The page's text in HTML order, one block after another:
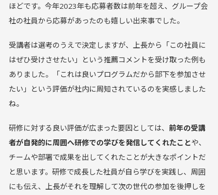
ほどです。今年2023年も応募者数は前年を超え、グループ会
社の社員から応募があったのも嬉しい出来事でした。
受講者は選考のうえで決定しますが、上長から「この社員に
はぜひ受けさせたい」という推薦コメントを受け取った例も
ありました。「これは良いプログラムだから部下を参加させ
たい」という評価が社内に周知されているのを実感しました
ね。
研修に対する良い評価が広まった要因としては、 前年の受講
者が自発的に周囲へ研修での学びを発信してくれたことや、
チームや部署で成果を出してくれたことが大きなポイントだ
と思います。研修で成長した社員が自ら学びを実践し、周囲
にも伝え、上長がそれを理解して次の世代の参加を後押しを